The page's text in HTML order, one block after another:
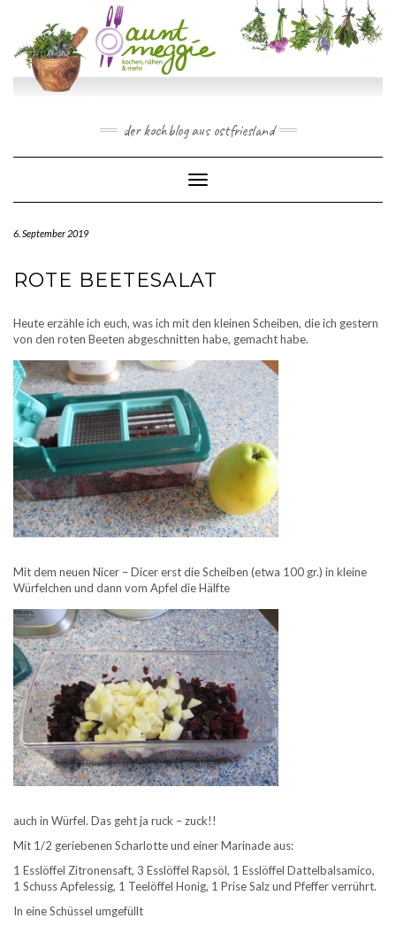
content
der kochblog aus ostfriesland
Toggle Navigation
6. September 2019
ROTE BEETESALAT
Heute erzähle ich euch, was ich mit den kleinen Scheiben, die ich gestern
von den roten Beeten abgeschnitten habe, gemacht habe.
Mit dem neuen Nicer – Dicer erst die Scheiben (etwa 100 gr.) in kleine
Würfelchen und dann vom Apfel die Hälfte
auch in Würfel. Das geht ja ruck – zuck!!
Mit 1/2 geriebenen Scharlotte und einer Marinade aus:
1 Esslöffel Zitronensaft, 3 Esslöffel Rapsöl, 1 Esslöffel Dattelbalsamico,
1 Schuss Apfelessig, 1 Teelöffel Honig, 1 Prise Salz und Pfeffer verrührt.
In eine Schüssel umgefüllt